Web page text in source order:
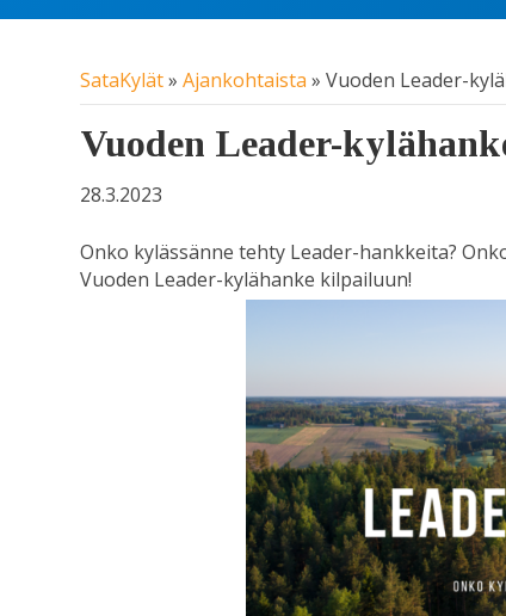
SataKylät»Ajankohtaista »Vuoden Leader-
Vuoden Leader-
28.3.2023
Onko kylässänne tehty Leader-hankkeita?
Vuoden Leader-kylähanke kilpailuun!